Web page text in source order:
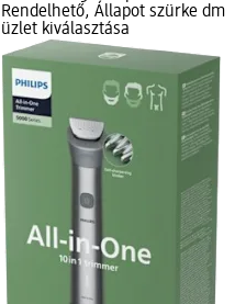
Rendelhető, Állapot szürke dm
üzlet kiválasztása